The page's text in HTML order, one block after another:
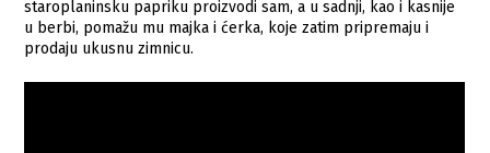
staroplaninsku papriku proizvodi sam, a u sadnji, kao i kasnije
u berbi, pomažu mu majka i ćerka, koje zatim pripremaju i
prodaju ukusnu zimnicu.